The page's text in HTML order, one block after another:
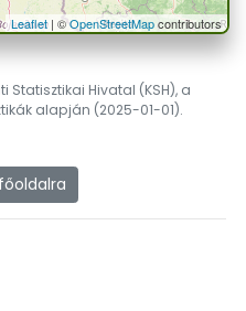
Leaflet| ©OpenStreetMapcontributors
Hivatal (KSH), a
alapján (2025-01-01).